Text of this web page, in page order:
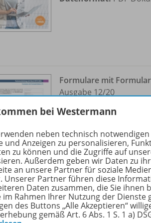
Formulare mit
Ausgabe 12/20
Sofort verfügbar
Dateiformat:PDF-
bei Westermann
neben technisch
und Anzeigen zu personalisieren,
zu können und die Zugriffe auf
Außerdem geben wir Daten zu
an unsere Partner für soziale
Unserer Partner führen diese
Daten zusammen, die Sie ihnen
im Rahmen Ihrer Nutzung der Dienste
des Buttons „Alle Akzeptieren“
gemäß Art. 6 Abs. 1 S. 1 a)